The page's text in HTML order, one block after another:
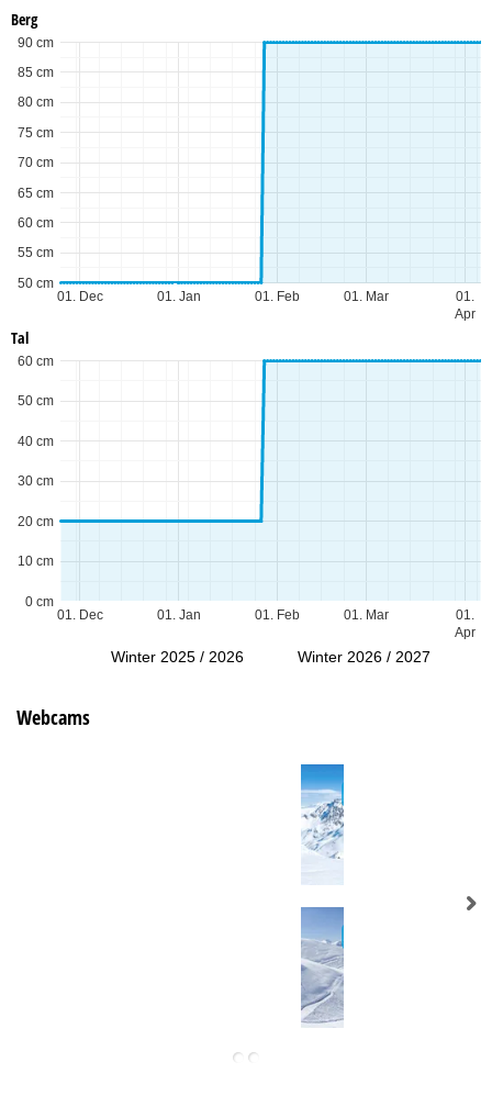
Berg
01. Dec 01. Jan 01. Feb 01. Mar
01.
Apr
50 cm
55 cm
60 cm
65 cm
70 cm
75 cm
80 cm
85 cm
90 cm
Tal
01. Dec 01. Jan 01. Feb 01. Mar
01.
Apr
0 cm
10 cm
20 cm
30 cm
40 cm
50 cm
60 cm
Winter 2025 / 2026 Winter 2026 / 2027
Webcams